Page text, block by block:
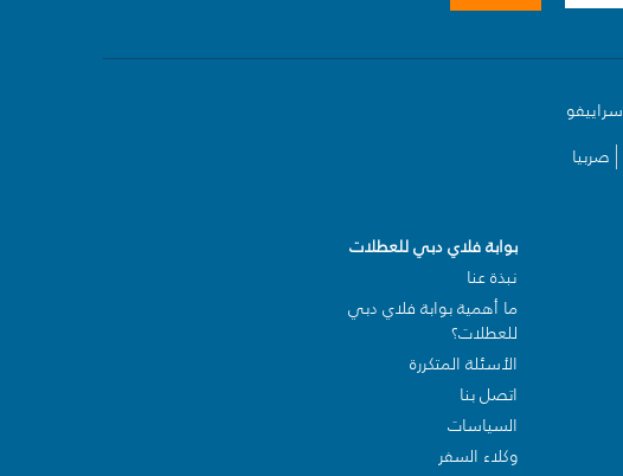
سراييفو
صربيا
بوابة فلاي دبي للعطلات
نبذة عنا
ما أهمية بوابة فلاي دبي
للعطلات؟
الأسئلة المتكررة
اتصل بنا
السياسات
وكلاء السفر